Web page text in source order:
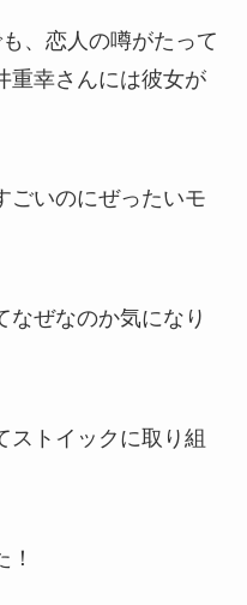
、恋人の噂がたって
重幸さんには彼女が
ごいのにぜったいモ
なぜなのか気になり
ストイックに取り組